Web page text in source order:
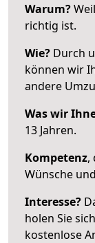
Warum?
richtig ist.
Wie? Durch
können wir
andere
Was wir
13 Jahren.
Kompetenz,
Wünsche
Interesse?
holen Sie
kostenlose